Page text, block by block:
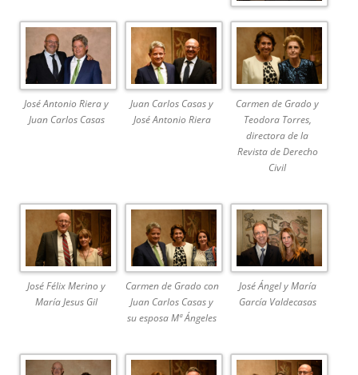
José Antonio Riera y
Juan Carlos Casas
Juan Carlos Casas y
José Antonio Riera
Carmen de Grado y
Teodora Torres,
directora de la
Revista de Derecho
Civil
José Félix Merino y
María Jesus Gil
Carmen de Grado con
Juan Carlos Casas y
su esposa Mª Ángeles
José Ángel y María
García Valdecasas